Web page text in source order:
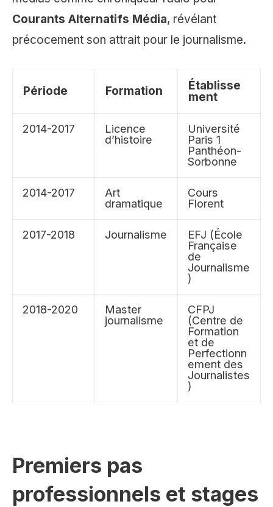
Courants Alternatifs Média, révélant
précocement son attrait pour le journalisme.
Période Formation
Établisse
ment
2014-2017
Licence
d’histoire
Université
Paris 1
Panthéon-
Sorbonne
2014-2017
Art
dramatique
Cours
Florent
2017-2018 Journalisme
EFJ (École
Française
de
Journalisme
)
2018-2020
Master
journalisme
CFPJ
(Centre de
Formation
et de
Perfectionn
ement des
Journalistes
)
Premiers pas
professionnels et stages